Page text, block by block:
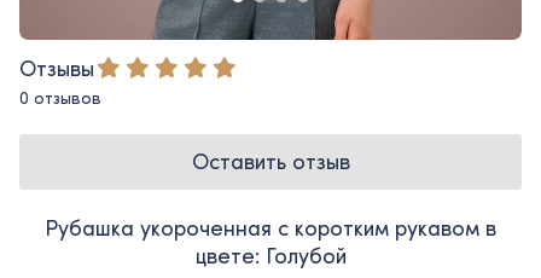
Отзывы
0 отзывов
Оставить отзыв
Рубашка укороченная с коротким рукавом в
цвете: Голубой